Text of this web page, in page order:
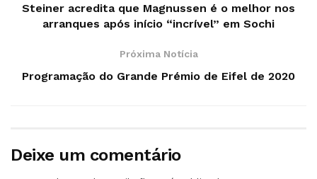
Steiner acredita que Magnussen é o melhor nos
arranques após início “incrível” em Sochi
Próxima Notícia
Programação do Grande Prémio de Eifel de 2020
Deixe um comentário